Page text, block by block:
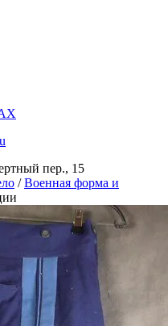
пер., 15
/ Военная форма и